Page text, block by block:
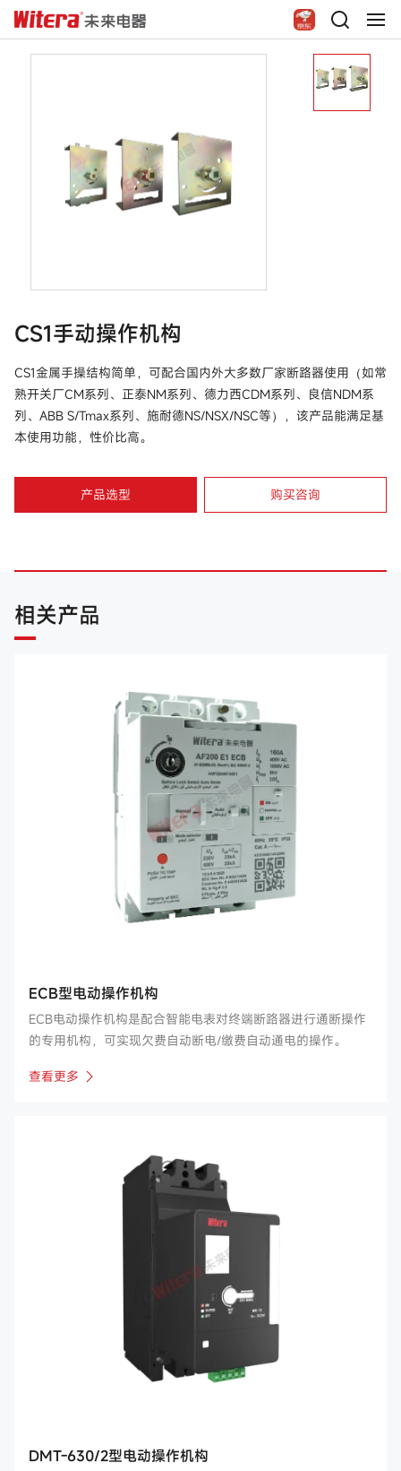
CS1手动操作机构
CS1金属手操结构简单，可配合国内外大多数厂家断路器使用（如常
熟开关厂CM系列、正泰NM系列、德力西CDM系列、良信NDM系
列、ABB S/Tmax系列、施耐德NS/NSX/NSC等），该产品能满足基
本使用功能，性价比高。
产品选型 购买咨询
相关产品
ECB型电动操作机构
ECB电动操作机构是配合智能电表对终端断路器进行通断操作
的专用机构，可实现欠费自动断电/缴费自动通电的操作。
查看更多
DMT-630/2型电动操作机构